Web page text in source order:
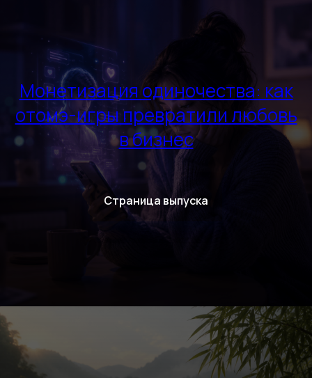
Монетизация одиночества: как
отомэ-игры превратили любовь
в бизнес
Страница выпуска